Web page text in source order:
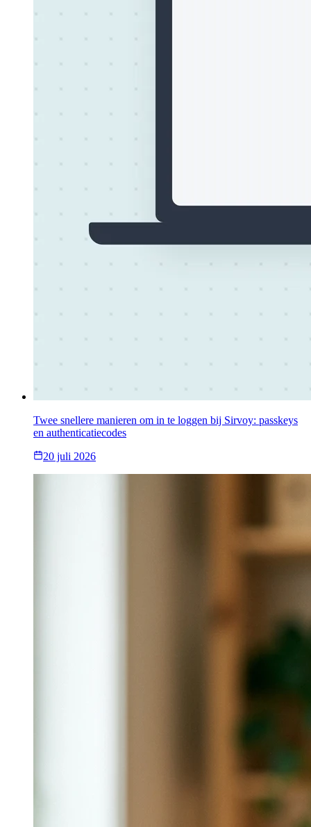
Twee snellere manieren om in te loggen bij Sirvoy: passkeys
en authenticatiecodes
20 juli 2026